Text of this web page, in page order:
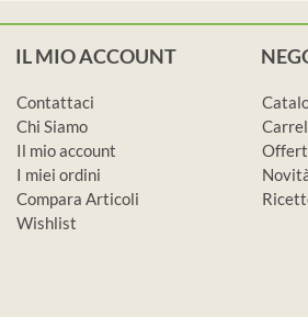
IL MIO ACCOUNT
Contattaci
Chi Siamo
Il mio account
I miei ordini
Compara Articoli
Wishlist